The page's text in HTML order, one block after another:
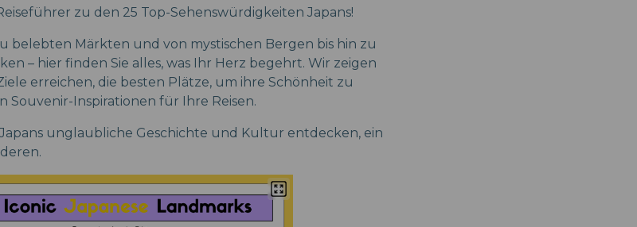
zu den 25 Top-Sehenswürdigkeiten Japans!
belebten Märkten und von mystischen Bergen bis hin zu
– hier finden Sie alles, was Ihr Herz begehrt. Wir zeigen
erreichen, die besten Plätze, um ihre Schönheit zu
Souvenir-Inspirationen für Ihre Reisen.
Japans unglaubliche Geschichte und Kultur entdecken, ein